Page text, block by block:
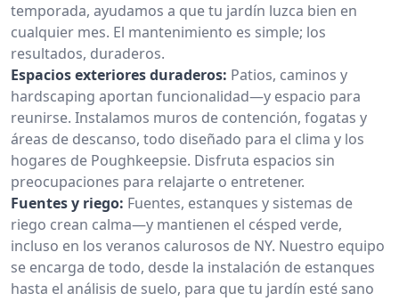
temporada, ayudamos a que tu jardín luzca bien en
cualquier mes. El mantenimiento es simple; los
resultados, duraderos.
Espacios exteriores duraderos: Patios, caminos y
hardscaping aportan funcionalidad—y espacio para
reunirse. Instalamos muros de contención, fogatas y
áreas de descanso, todo diseñado para el clima y los
hogares de Poughkeepsie. Disfruta espacios sin
preocupaciones para relajarte o entretener.
Fuentes y riego: Fuentes, estanques y sistemas de
riego crean calma—y mantienen el césped verde,
incluso en los veranos calurosos de NY. Nuestro equipo
se encarga de todo, desde la instalación de estanques
hasta el análisis de suelo, para que tu jardín esté sano